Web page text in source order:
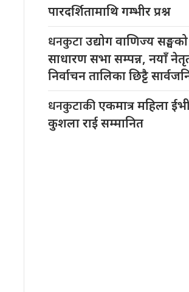
पारदर्शितामाथि गम्भीर प्रश्न
धनकुटाउद्योग वाणिज्य
साधारण सभा सम्पन्न, नयाँ
निर्वाचन तालिका छिट्टै
धनकुटाकीएकमात्र महिला
कुशला राई सम्मानित